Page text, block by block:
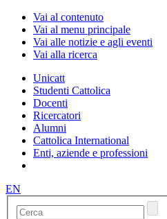
Vai al contenuto
Vai al menu principale
Vai alle notizie e agli eventi
Vai alla ricerca
Unicatt
Studenti Cattolica
Docenti
Ricercatori
Alumni
Cattolica International
Enti, aziende e professioni
EN